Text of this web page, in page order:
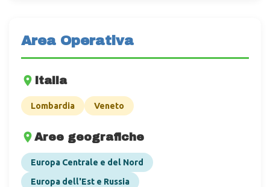
Area Operativa
Italia
Lombardia Veneto
Aree geografiche
Europa Centrale e del Nord
Europa dell'Est e Russia